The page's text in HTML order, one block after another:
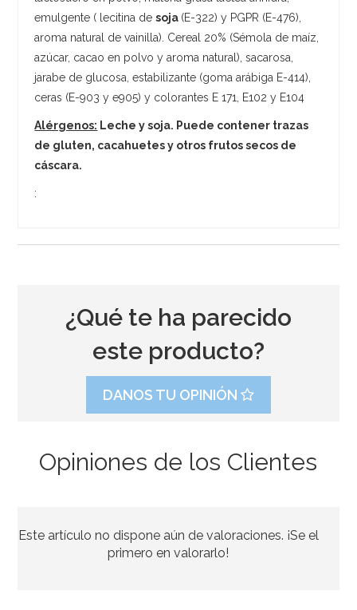
emulgente ( lecitina desoja (E-322) y PGPR (E-476),
aroma natural de vainilla). Cereal 20% (Sémola de maíz,
azúcar, cacao en polvo y aroma natural), sacarosa,
jarabe de glucosa, estabilizante (goma arábiga E-414),
ceras (E-903 y e905) y colorantes E 171, E102 y E104
Alérgenos: Leche y soja. Puede contener trazas
de gluten, cacahuetes y otros frutos secos de
cáscara.
:
¿Qué te ha parecido
este producto?
DANOS TU OPINIÓN
Opiniones de los Clientes
Este artículo no dispone aún de valoraciones. ¡Se el
primero en valorarlo!